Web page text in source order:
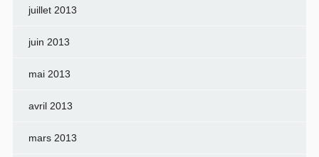
juillet 2013
juin 2013
mai 2013
avril 2013
mars 2013